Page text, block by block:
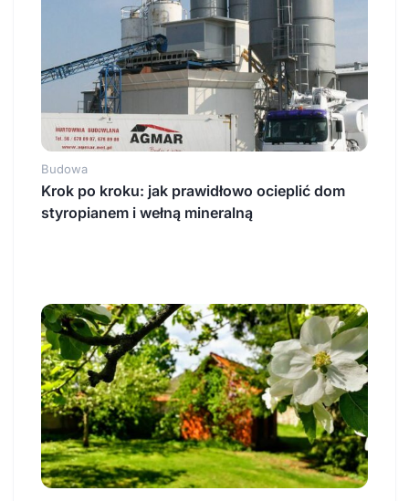
Budowa
Krok po kroku: jak prawidłowo ocieplić dom
styropianem i wełną mineralną